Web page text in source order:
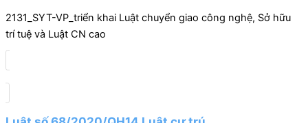
2131_SYT-VP_triển khai Luật chuyển giao công nghệ, Sở hữu
trí tuệ và Luật CN cao